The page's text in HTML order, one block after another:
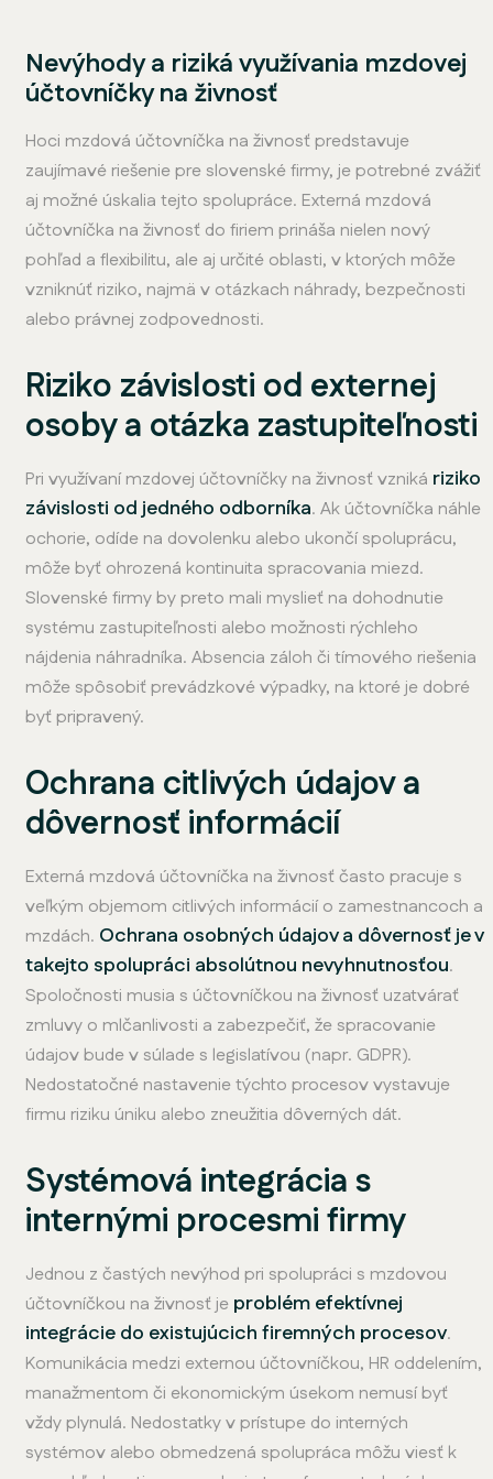
Nevýhody a riziká využívania mzdovej
účtovníčky na živnosť
Hoci mzdová účtovníčka na živnosť predstavuje
zaujímavé riešenie pre slovenské firmy, je potrebné zvážiť
aj možné úskalia tejto spolupráce. Externá mzdová
účtovníčka na živnosť do firiem prináša nielen nový
pohľad a flexibilitu, ale aj určité oblasti, v ktorých môže
vzniknúť riziko, najmä v otázkach náhrady, bezpečnosti
alebo právnej zodpovednosti.
Riziko závislosti od externej
osoby a otázka zastupiteľnosti
Pri využívaní mzdovej účtovníčky na živnosť vzniká riziko
závislosti od jedného odborníka. Ak účtovníčka náhle
ochorie, odíde na dovolenku alebo ukončí spoluprácu,
môže byť ohrozená kontinuita spracovania miezd.
Slovenské firmy by preto mali myslieť na dohodnutie
systému zastupiteľnosti alebo možnosti rýchleho
nájdenia náhradníka. Absencia záloh či tímového riešenia
môže spôsobiť prevádzkové výpadky, na ktoré je dobré
byť pripravený.
Ochrana citlivých údajov a
dôvernosť informácií
Externá mzdová účtovníčka na živnosť často pracuje s
veľkým objemom citlivých informácií o zamestnancoch a
mzdách. Ochrana osobných údajov a dôvernosť je v
takejto spolupráci absolútnou nevyhnutnosťou.
Spoločnosti musia s účtovníčkou na živnosť uzatvárať
zmluvy o mlčanlivosti a zabezpečiť, že spracovanie
údajov bude v súlade s legislatívou (napr. GDPR).
Nedostatočné nastavenie týchto procesov vystavuje
firmu riziku úniku alebo zneužitia dôverných dát.
Systémová integrácia s
internými procesmi firmy
Jednou z častých nevýhod pri spolupráci s mzdovou
účtovníčkou na živnosť je problém efektívnej
integrácie do existujúcich firemných procesov.
Komunikácia medzi externou účtovníčkou, HR oddelením,
manažmentom či ekonomickým úsekom nemusí byť
vždy plynulá. Nedostatky v prístupe do interných
systémov alebo obmedzená spolupráca môžu viesť k